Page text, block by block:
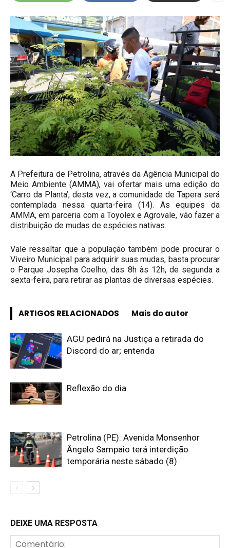
A Prefeitura de Petrolina, através da Agência Municipal do
Meio Ambiente (AMMA), vai ofertar mais uma edição do
‘Carro da Planta’, desta vez, a comunidade de Tapera será
contemplada nessa quarta-feira (14). As equipes da
AMMA, em parceria com a Toyolex e Agrovale, vão fazer a
distribuição de mudas de espécies nativas.
Vale ressaltar que a população também pode procurar o
Viveiro Municipal para adquirir suas mudas, basta procurar
o Parque Josepha Coelho, das 8h às 12h, de segunda a
sexta-feira, para retirar as plantas de diversas espécies.
ARTIGOS RELACIONADOS Mais do autor
AGU pedirá na Justiça a retirada do
Discord do ar; entenda
Reflexão do dia
Petrolina (PE): Avenida Monsenhor
Ângelo Sampaio terá interdição
temporária neste sábado (8)
DEIXE UMA RESPOSTA